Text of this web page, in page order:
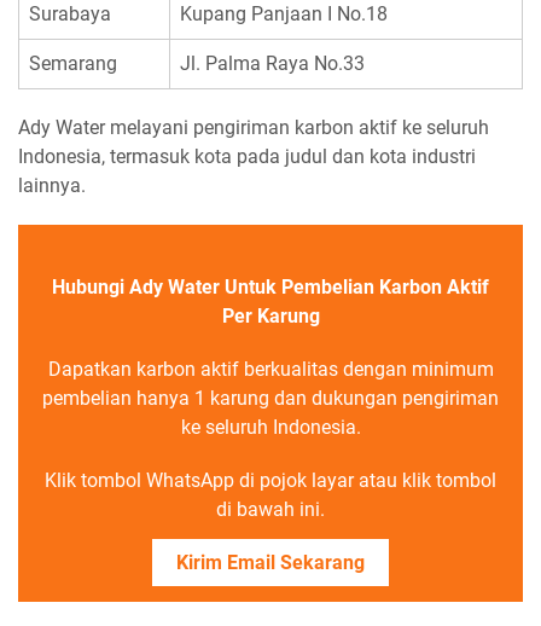
Surabaya Kupang Panjaan I No.18
Semarang Jl. Palma Raya No.33
Ady Water melayani pengiriman karbon aktif ke seluruh
Indonesia, termasuk kota pada judul dan kota industri
lainnya.
Hubungi Ady Water Untuk Pembelian Karbon Aktif
Per Karung
Dapatkan karbon aktif berkualitas dengan minimum
pembelian hanya 1 karung dan dukungan pengiriman
ke seluruh Indonesia.
Klik tombol WhatsApp di pojok layar atau klik tombol
di bawah ini.
Kirim Email Sekarang